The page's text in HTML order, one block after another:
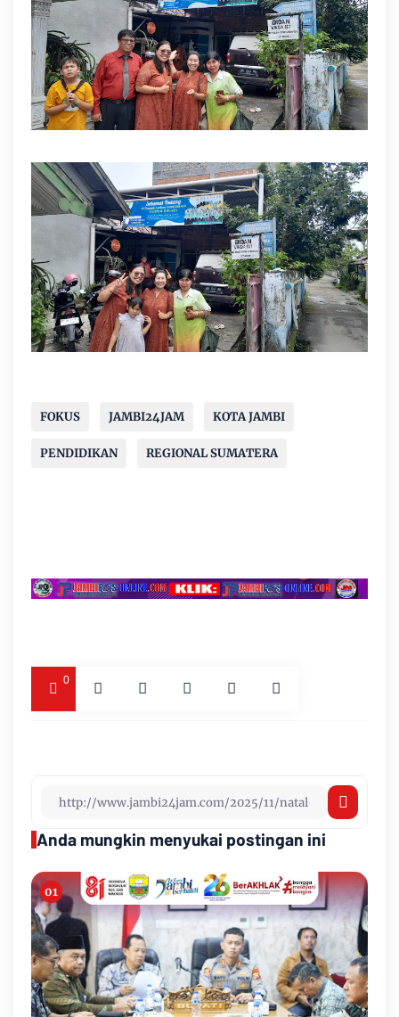
FOKUS JAMBI24JAM KOTA JAMBI
PENDIDIKAN REGIONAL SUMATERA
0
Anda mungkin menyukai postingan ini